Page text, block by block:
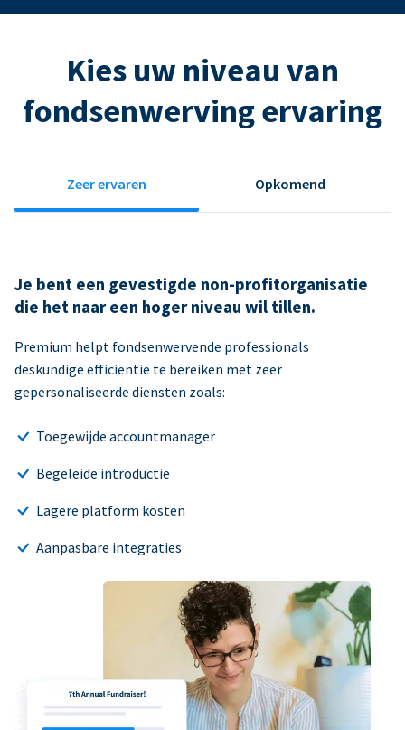
Kies uw niveau van
fondsenwerving ervaring
Zeer ervaren Opkomend
Je bent een gevestigde non-profitorganisatie
die het naar een hoger niveau wil tillen.
Premium helpt fondsenwervende professionals
deskundige efficiëntie te bereiken met zeer
gepersonaliseerde diensten zoals:
Toegewijde accountmanager
Begeleide introductie
Lagere platform kosten
Aanpasbare integraties